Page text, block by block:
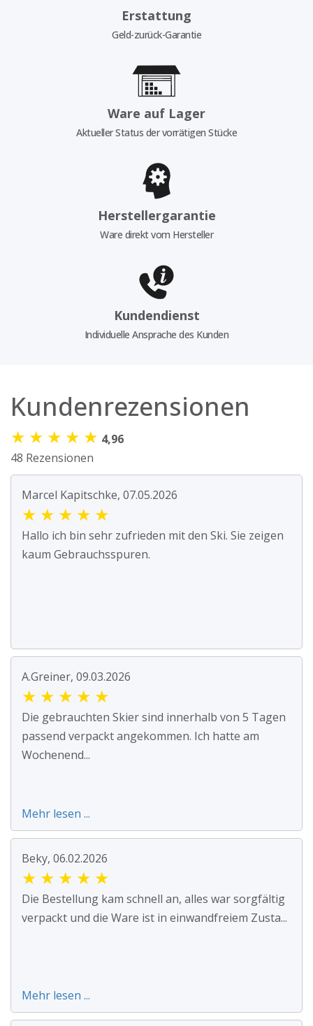
Erstattung
Geld-zurück-Garantie
Ware auf Lager
Aktueller Status der vorrätigen Stücke
Herstellergarantie
Ware direkt vom Hersteller
Kundendienst
Individuelle Ansprache des Kunden
Kundenrezensionen
★ ★ ★ ★ ★ 4,96
48 Rezensionen
Marcel Kapitschke, 07.05.2026
★ ★ ★ ★ ★
Hallo ich bin sehr zufrieden mit den Ski. Sie zeigen
kaum Gebrauchsspuren.
A.Greiner, 09.03.2026
★ ★ ★ ★ ★
Die gebrauchten Skier sind innerhalb von 5 Tagen
passend verpackt angekommen. Ich hatte am
Wochenend...
Mehr lesen ...
Beky, 06.02.2026
★ ★ ★ ★ ★
Die Bestellung kam schnell an, alles war sorgfältig
verpackt und die Ware ist in einwandfreiem Zusta...
Mehr lesen ...